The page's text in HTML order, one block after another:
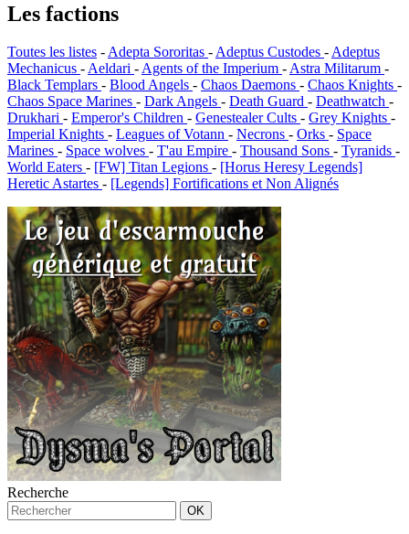
Les factions
Toutes les listes -Adepta Sororitas -Adeptus Custodes -Adeptus
Mechanicus -Aeldari -Agents of the Imperium -Astra Militarum -
Black Templars - Blood Angels - Chaos Daemons - Chaos Knights -
Chaos Space Marines - Dark Angels - Death Guard - Deathwatch -
Drukhari - Emperor's Children - Genestealer Cults - Grey Knights -
Imperial Knights - Leagues of Votann - Necrons - Orks - Space
Marines - Space wolves - T'au Empire - Thousand Sons - Tyranids -
World Eaters - [FW] Titan Legions - [Horus Heresy Legends]
Heretic Astartes - [Legends] Fortifications et Non Alignés
Recherche